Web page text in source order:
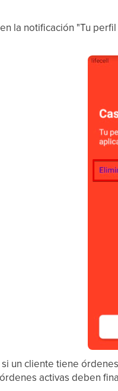
la notificación "Tu
un cliente tiene
activas deben